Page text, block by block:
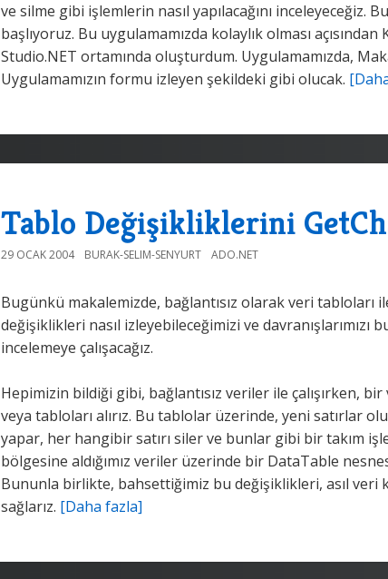
ve silme gibi işlemlerin nasıl yapılacağını inceleyeceğiz.
başlıyoruz. Bu uygulamamızda kolaylık olması
Studio.NET ortamında oluşturdum. Uygulamamızda,
Uygulamamızın formu izleyen şekildeki gibi olucak.
Tablo Değişikliklerini
29 OCAK 2004 BURAK-SELIM-SENYURT ADO.NET
Bugünkü makalemizde, bağlantısız olarak veri tabloları
değişiklikleri nasıl izleyebileceğimizi ve
incelemeye çalışacağız.
Hepimizin bildiği gibi, bağlantısız veriler ile çalışırken,
veya tabloları alırız. Bu tablolar üzerinde, yeni satırlar
yapar, her hangibir satırı siler ve bunlar gibi bir takım
bölgesine aldığımız veriler üzerinde bir DataTable
Bununla birlikte, bahsettiğimiz bu değişiklikleri, asıl veri
sağlarız. [Daha fazla]